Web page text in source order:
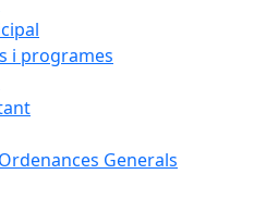
i programes
Generals